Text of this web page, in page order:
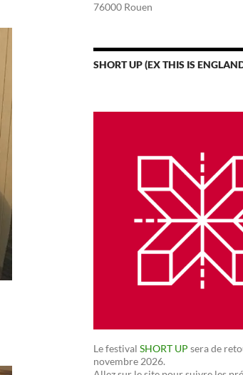
76000 Rouen
SHORT UP (EX THIS IS
Le festival SHORT UP sera de
novembre 2026.